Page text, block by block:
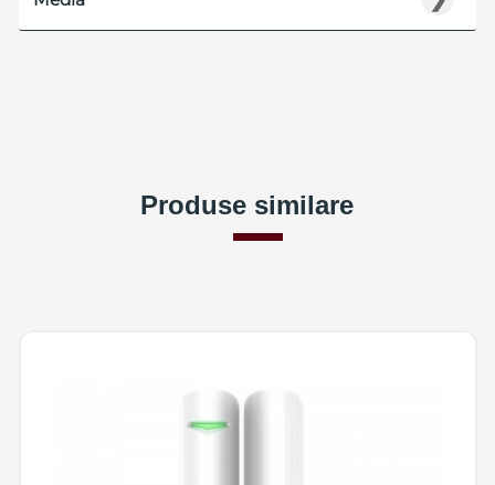
Produse similare